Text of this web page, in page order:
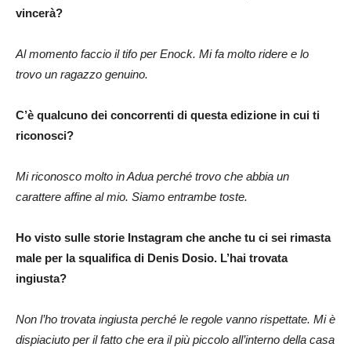
vincerà?
Al momento faccio il tifo per Enock. Mi fa molto ridere e lo
trovo un ragazzo genuino.
C’è qualcuno dei concorrenti di questa edizione in cui ti
riconosci?
Mi riconosco molto in Adua perché trovo che abbia un
carattere affine al mio. Siamo entrambe toste.
Ho visto sulle storie Instagram che anche tu ci sei rimasta
male per la squalifica di Denis Dosio. L’hai trovata
ingiusta?
Non l’ho trovata ingiusta perché le regole vanno rispettate. Mi è
dispiaciuto per il fatto che era il più piccolo all’interno della casa